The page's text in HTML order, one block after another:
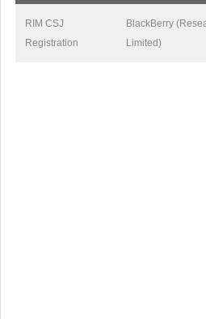
RIM CSJ
Registration
BlackBerry
Limited)